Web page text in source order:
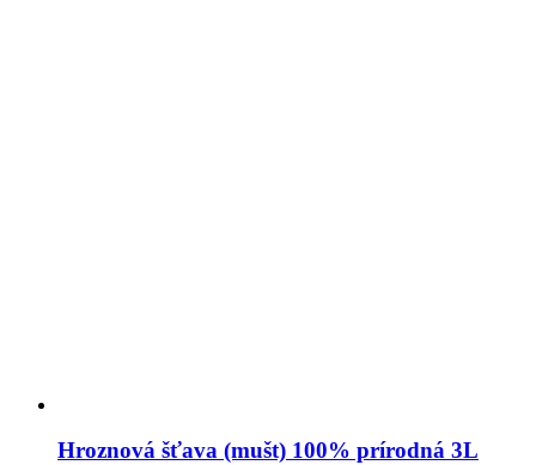
Hroznová šťava (mušt) 100% prírodná 3L